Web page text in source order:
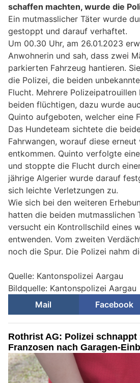
schaffen machten, wurde die
Ein mutmasslicher Täter wurde
gestoppt und darauf verhaftet.
Um 00.30 Uhr, am 26.01.2023
Anwohnerin und sah, dass zwei
parkierten Fahrzeug hantieren.
die Polizei, die beiden
Flucht. Mehrere Polizeipatrouillen
beiden flüchtigen, dazu wurde
Quinto aufgeboten, welcher eine
Das Hundeteam sichtete die
Fahrwangen, worauf diese erneut
entkommen. Quinto verfolgte
und stoppte die Flucht durch
jährige Algerier wurde darauf
sich leichte Verletzungen zu.
Wie sich bei den weiteren
hatten die beiden mutmasslichen
versucht ein Kontrollschild eines
entwenden. Vom zweiten
noch die Spur. Die Polizei nahm
Quelle: Kantonspolizei Aargau
Bildquelle: Kantonspolizei Aargau
Mail
Facebook
Rothrist AG: Polizei schnappt
Franzosen nach Garagen-